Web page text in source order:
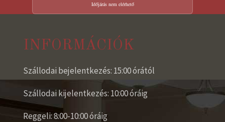
Időjárás nem elérhető
INFORMÁCIÓK
Szállodai bejelentkezés: 15:00 órától
Szállodai kijelentkezés: 10:00 óráig
Reggeli: 8:00-10:00 óráig